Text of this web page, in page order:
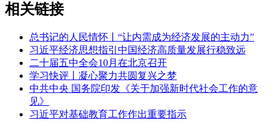
相关链接
总书记的人民情怀丨“让内需成为经济发展的主动力”
习近平经济思想指引中国经济高质量发展行稳致远
二十届五中全会10月在北京召开
学习快评丨凝心聚力共圆复兴之梦
中共中央 国务院印发《关于加强新时代社会工作的意
见》
习近平对基础教育工作作出重要指示